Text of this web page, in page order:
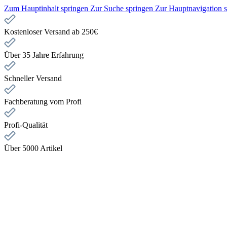
Zum Hauptinhalt springen Zur Suche springen Zur Hauptnavigation
Kostenloser Versand ab 250€
Über 35 Jahre Erfahrung
Schneller Versand
Fachberatung vom Profi
Profi-Qualität
Über 5000 Artikel